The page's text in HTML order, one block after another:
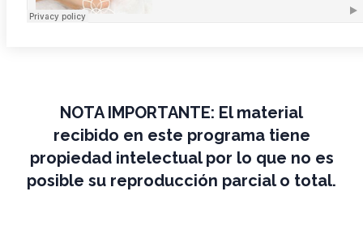
NOTA IMPORTANTE: El material
recibido en este programa tiene
propiedad intelectual por lo que no es
posible su reproducción parcial o total.